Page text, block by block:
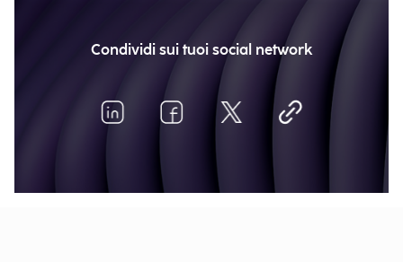
Condividi sui tuoi social network